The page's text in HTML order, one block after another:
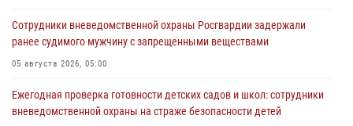
Сотрудники вневедомственной охраны Росгвардии задержали
ранее судимого мужчину с запрещенными веществами
05 августа 2026, 05:00
Ежегодная проверка готовности детских садов и школ: сотрудники
вневедомственной охраны на страже безопасности детей